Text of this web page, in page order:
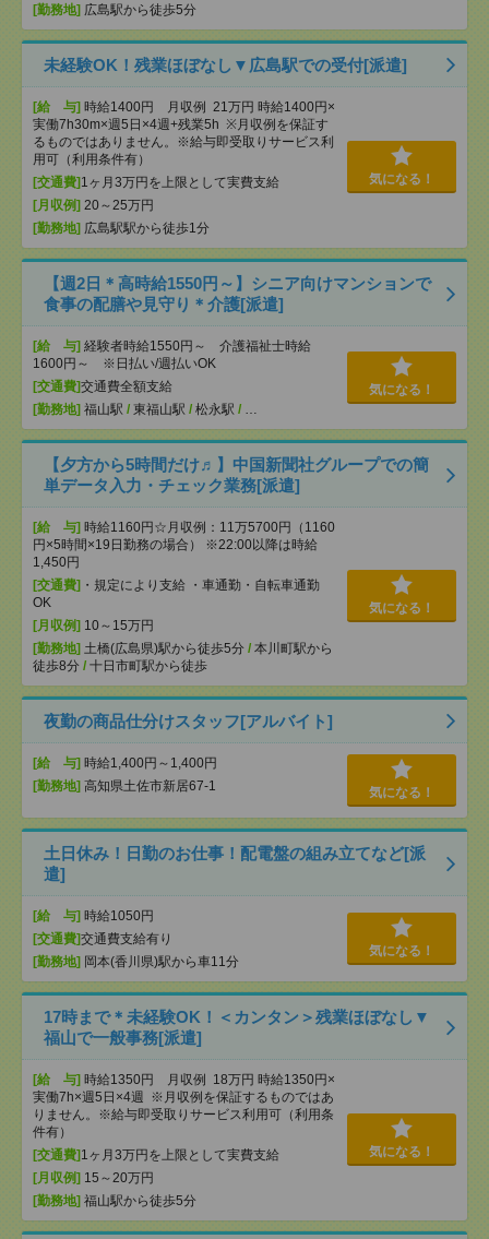
[勤務地] 広島駅から徒歩5分
未経験OK！残業ほぼなし▼広島駅での受付[派遣]
[給 与] 時給1400円 月収例 21万円 時給1400円×
実働7h30m×週5日×4週+残業5h ※月収例を保証す
るものではありません。※給与即受取りサービス利
用可（利用条件有）
[交通費]1ヶ月3万円を上限として実費支給
[月収例] 20～25万円
[勤務地] 広島駅駅から徒歩1分
気になる！
【週2日＊高時給1550円～】シニア向けマンションで
食事の配膳や見守り＊介護[派遣]
[給 与] 経験者時給1550円～ 介護福祉士時給
1600円～ ※日払い/週払いOK
[交通費]交通費全額支給
[勤務地] 福山駅 / 東福山駅 / 松永駅 / …
気になる！
【夕方から5時間だけ♬】中国新聞社グループでの簡
単データ入力・チェック業務[派遣]
[給 与] 時給1160円☆月収例：11万5700円（1160
円×5時間×19日勤務の場合） ※22:00以降は時給
1,450円
[交通費] ・規定により支給 ・車通勤・自転車通勤
OK
[月収例] 10～15万円
[勤務地] 土橋(広島県)駅から徒歩5分 / 本川町駅から
徒歩8分 / 十日市町駅から徒歩
気になる！
夜勤の商品仕分けスタッフ[アルバイト]
[給 与] 時給1,400円～1,400円
[勤務地] 高知県土佐市新居67-1 気になる！
土日休み！日勤のお仕事！配電盤の組み立てなど[派
遣]
[給 与] 時給1050円
[交通費]交通費支給有り
[勤務地] 岡本(香川県)駅から車11分
気になる！
17時まで＊未経験OK！＜カンタン＞残業ほぼなし▼
福山で一般事務[派遣]
[給 与] 時給1350円 月収例 18万円 時給1350円×
実働7h×週5日×4週 ※月収例を保証するものではあ
りません。※給与即受取りサービス利用可（利用条
件有）
[交通費]1ヶ月3万円を上限として実費支給
[月収例] 15～20万円
[勤務地] 福山駅から徒歩5分
気になる！